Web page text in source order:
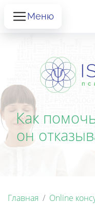
Меню
Как
он
Главная Online